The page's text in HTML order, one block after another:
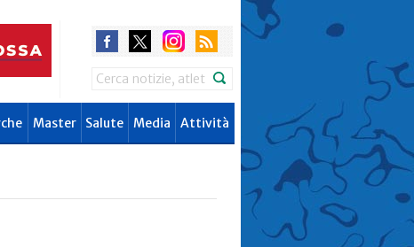
Search
Master Salute Media Attività